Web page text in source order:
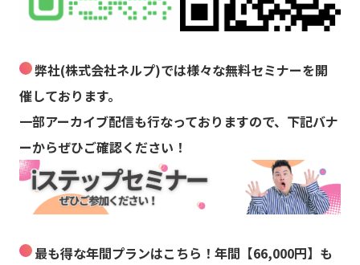
弊社(株式会社ネルプ)では様々な無料セミナーを開
催しております。
一部アーカイブ配信も行なっておりますので、下記バナ
ーからぜひご確認ください！
最も得な年間プランはこちら！年間【66,000円】も